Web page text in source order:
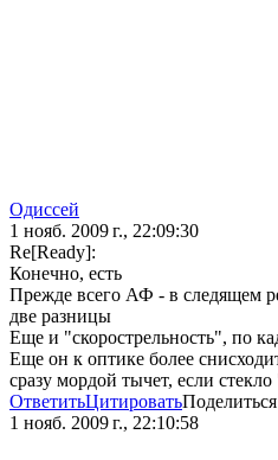
Одиссей
1 нояб. 2009 г., 22:09:30
Re[Ready]:
Конечно, есть
Прежде всего АФ - в следящем
две разницы
Еще и "скорострельность", по
Еще он к оптике более
сразу мордой тычет, если
ОтветитьЦитироватьПоделиться
1 нояб. 2009 г., 22:10:58